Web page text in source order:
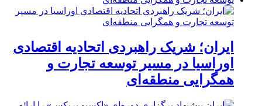
ایران؛ شریک راهبردی اتحادیه اقتصادی
اوراسیا در مسیر توسعه تجارت و
همگرایی منطقه‌ای